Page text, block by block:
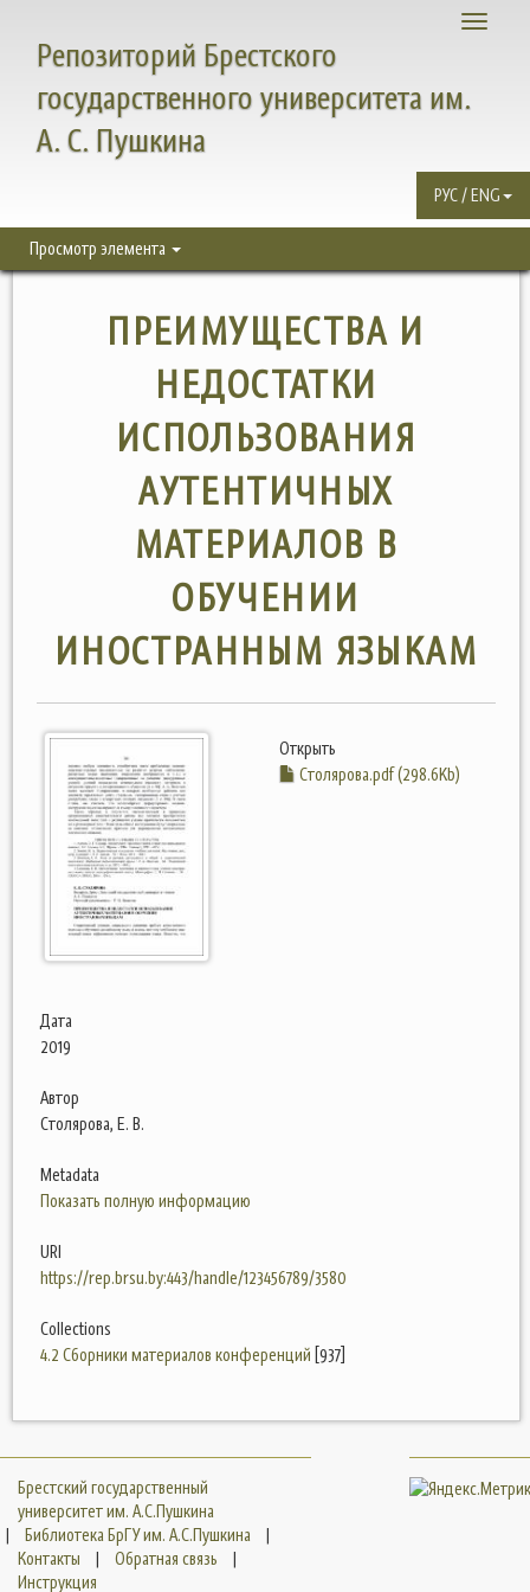
Toggle
Репозиторий Брестского
государственного университета им.
А. С. Пушкина
РУС / ENG
Просмотр элемента
ПРЕИМУЩЕСТВА И
НЕДОСТАТКИ
ИСПОЛЬЗОВАНИЯ
АУТЕНТИЧНЫХ
МАТЕРИАЛОВ В
ОБУЧЕНИИ
ИНОСТРАННЫМ ЯЗЫКАМ
Открыть
Столярова.pdf (298.6Kb)
Дата
2019
Автор
Столярова, Е. В.
Metadata
Показать полную информацию
URI
https://rep.brsu.by:443/handle/123456789/3580
Collections
4.2 Сборники материалов конференций [937]
Брестский государственный
университет им. А.С.Пушкина
|
Библиотека БрГУ им. А.С.Пушкина
|
Контакты
| Обратная связь
|
Инструкция